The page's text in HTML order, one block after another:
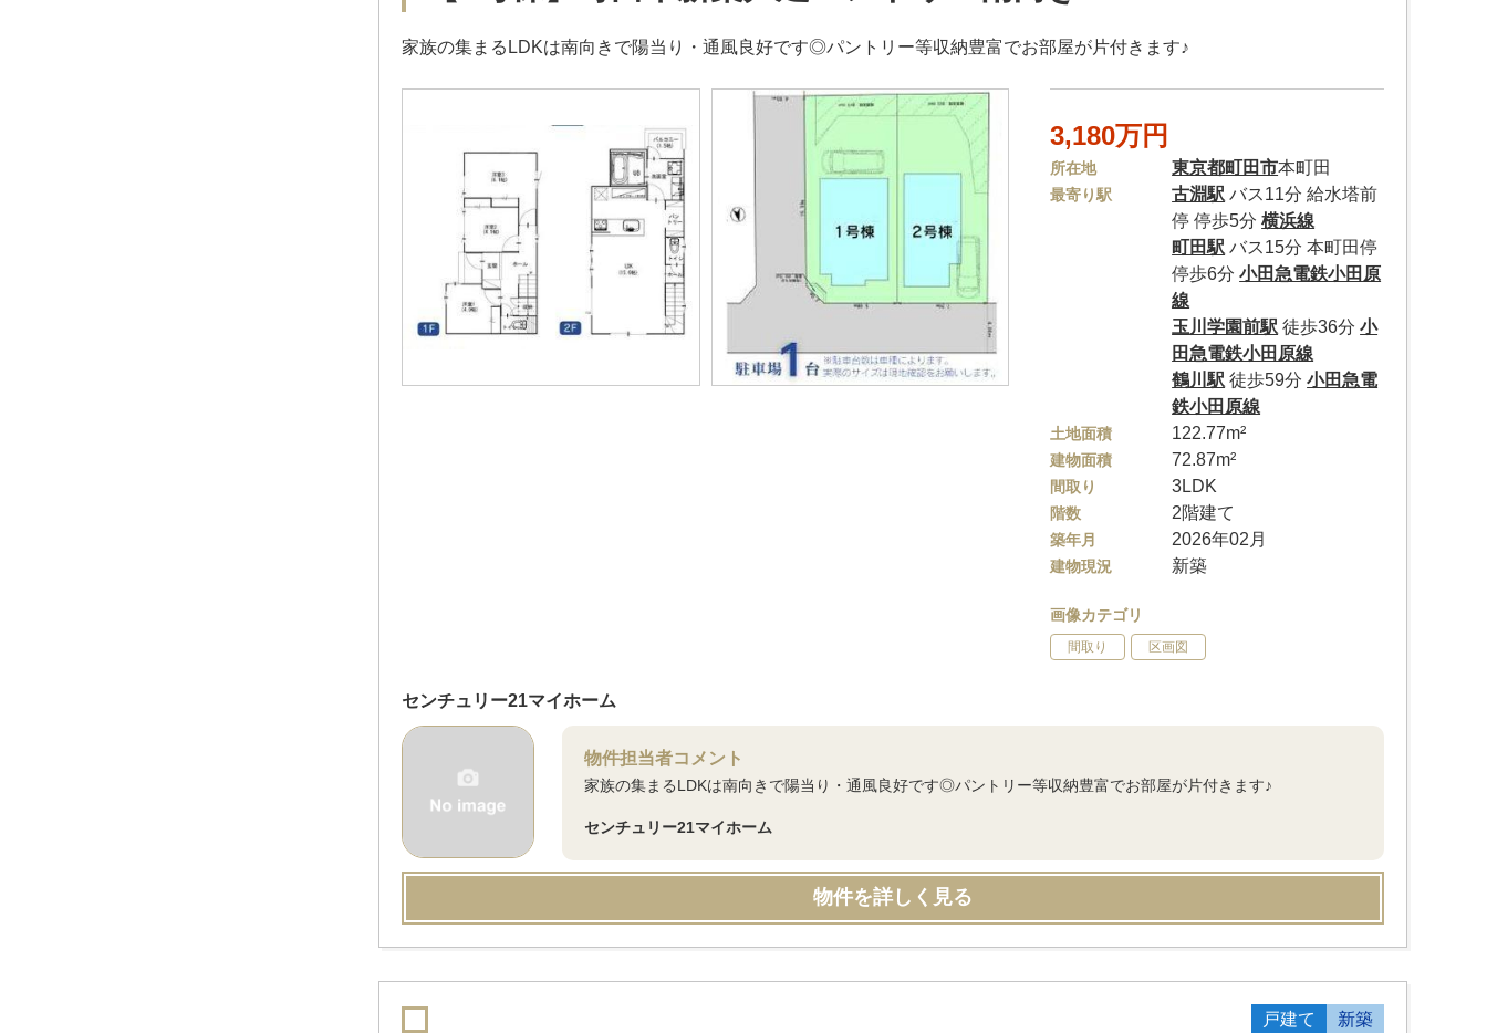
家族の集まるLDKは南向きで陽当り・通風良好です◎パントリー等収納豊富でお部屋が片付きます♪
3,180万円
所在地 東京都町田市本町田
最寄り駅 古淵駅 バス11分 給水塔前
停 停歩5分横浜線
町田駅 バス15分 本町田停
停歩6分小田急電鉄小田原
線
玉川学園前駅 徒歩36分小
田急電鉄小田原線
鶴川駅 徒歩59分小田急電
鉄小田原線
土地面積 122.77m²
建物面積 72.87m²
間取り 3LDK
階数 2階建て
築年月 2026年02月
建物現況 新築
画像カテゴリ
間取り 区画図
センチュリー21マイホーム
物件担当者コメント
家族の集まるLDKは南向きで陽当り・通風良好です◎パントリー等収納豊富でお部屋が片付きます♪
センチュリー21マイホーム
物件を詳しく見る
戸建て 新築